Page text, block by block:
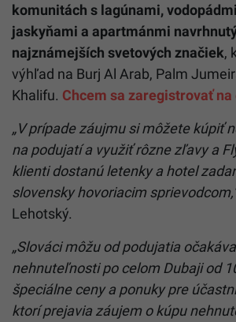
komunitách s lagúnami,
jaskyňami a apartmánmi
najznámejších svetových značiek,
výhľad na Burj Al Arab, Palm
Khalifu. Chcem sa zaregistrovať na
„V prípade záujmu si môžete kúpiť
na podujatí a využiť rôzne zľavy a
klienti dostanú letenky a hotel
slovensky hovoriacim sprievodcom,
Lehotský.
„Slováci môžu od podujatia
nehnuteľnosti po celom Dubaji od
špeciálne ceny a ponuky pre
ktorí prejavia záujem o kúpu